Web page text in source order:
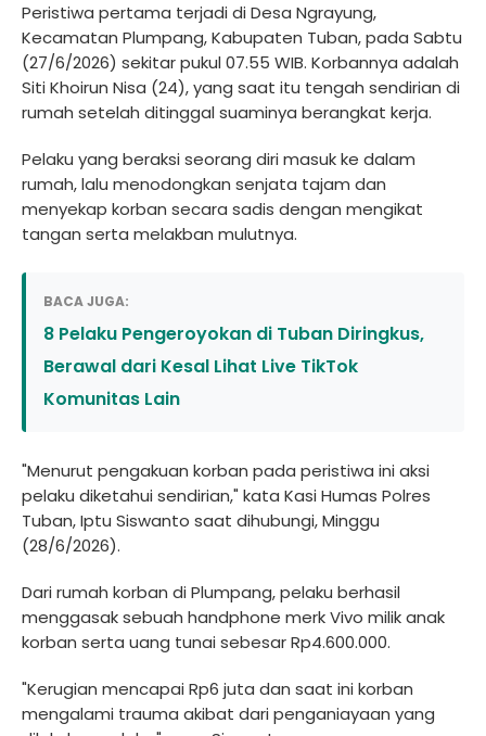
Peristiwa pertama terjadi di Desa Ngrayung,
Kecamatan Plumpang, Kabupaten Tuban, pada Sabtu
(27/6/2026) sekitar pukul 07.55 WIB. Korbannya adalah
Siti Khoirun Nisa (24), yang saat itu tengah sendirian di
rumah setelah ditinggal suaminya berangkat kerja.
Pelaku yang beraksi seorang diri masuk ke dalam
rumah, lalu menodongkan senjata tajam dan
menyekap korban secara sadis dengan mengikat
tangan serta melakban mulutnya.
BACA JUGA:
8 Pelaku Pengeroyokan di Tuban Diringkus,
Berawal dari Kesal Lihat Live TikTok
Komunitas Lain
"Menurut pengakuan korban pada peristiwa ini aksi
pelaku diketahui sendirian," kata Kasi Humas Polres
Tuban, Iptu Siswanto saat dihubungi, Minggu
(28/6/2026).
Dari rumah korban di Plumpang, pelaku berhasil
menggasak sebuah handphone merk Vivo milik anak
korban serta uang tunai sebesar Rp4.600.000.
"Kerugian mencapai Rp6 juta dan saat ini korban
mengalami trauma akibat dari penganiayaan yang